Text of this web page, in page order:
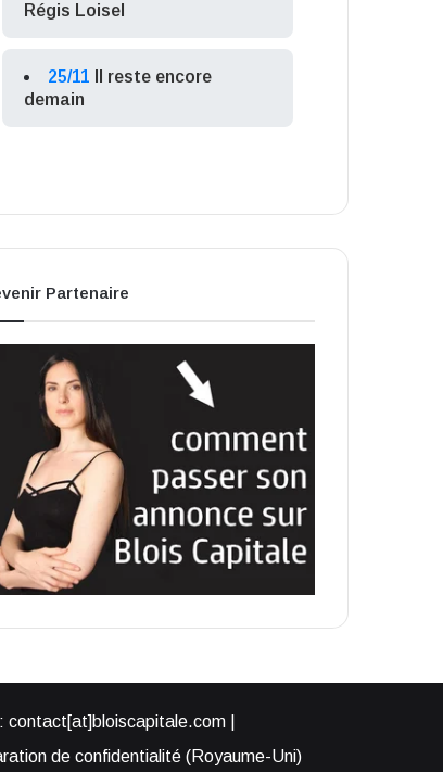
Régis Loisel
25/11
Il reste encore
demain
Partenaire
|
de confidentialité (Royaume-Uni)